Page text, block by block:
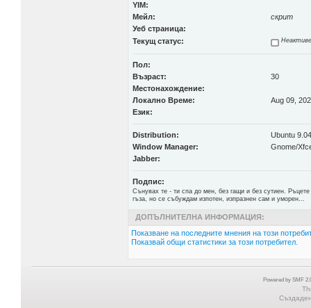
YIM:
Мейл:
скрит
Уеб страница:
Текущ статус:
Пол:
Възраст:
30
Местонахождение:
Локално Време:
Aug 09,
Език:
Distribution:
Ubuntu
Window Manager:
Gnome/
Jabber:
Подпис:
Сънувах те - ти спа до мен, без гащи и без сутиен.
гъза, но се събуждам изпотен, изпразнен сам и уморен...
ДОПЪЛНИТЕЛНА ИНФОРМАЦИЯ:
Показване на последните мнения на този
Показвай общи статистики за този потребител.
Powered by SMF